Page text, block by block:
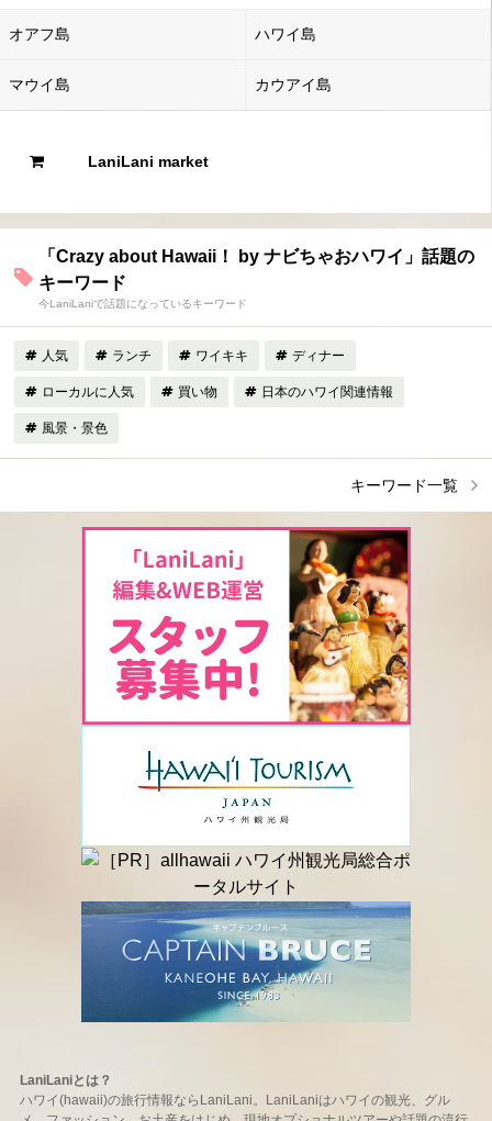
オアフ島 ハワイ島
マウイ島 カウアイ島
LaniLani market
「Crazy about Hawaii！ by ナビちゃおハワイ」話題の
キーワード
今LaniLaniで話題になっているキーワード
人気 ランチ ワイキキ ディナー
ローカルに人気 買い物 日本のハワイ関連情報
風景・景色
キーワード一覧
LaniLaniとは？
ハワイ(hawaii)の旅行情報ならLaniLani。LaniLaniはハワイの観光、グル